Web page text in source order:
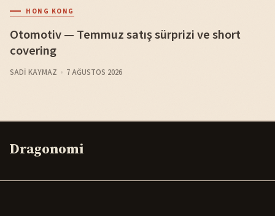
HONG KONG
Otomotiv — Temmuz satış sürprizi ve short
covering
SADI KAYMAZ 7 AĞUSTOS 2026
Dragonomi